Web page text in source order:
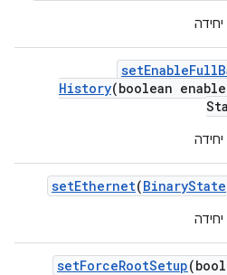
setEnableFull
History(boolean enable
setEthernet(BinaryState
setForceRootSetup